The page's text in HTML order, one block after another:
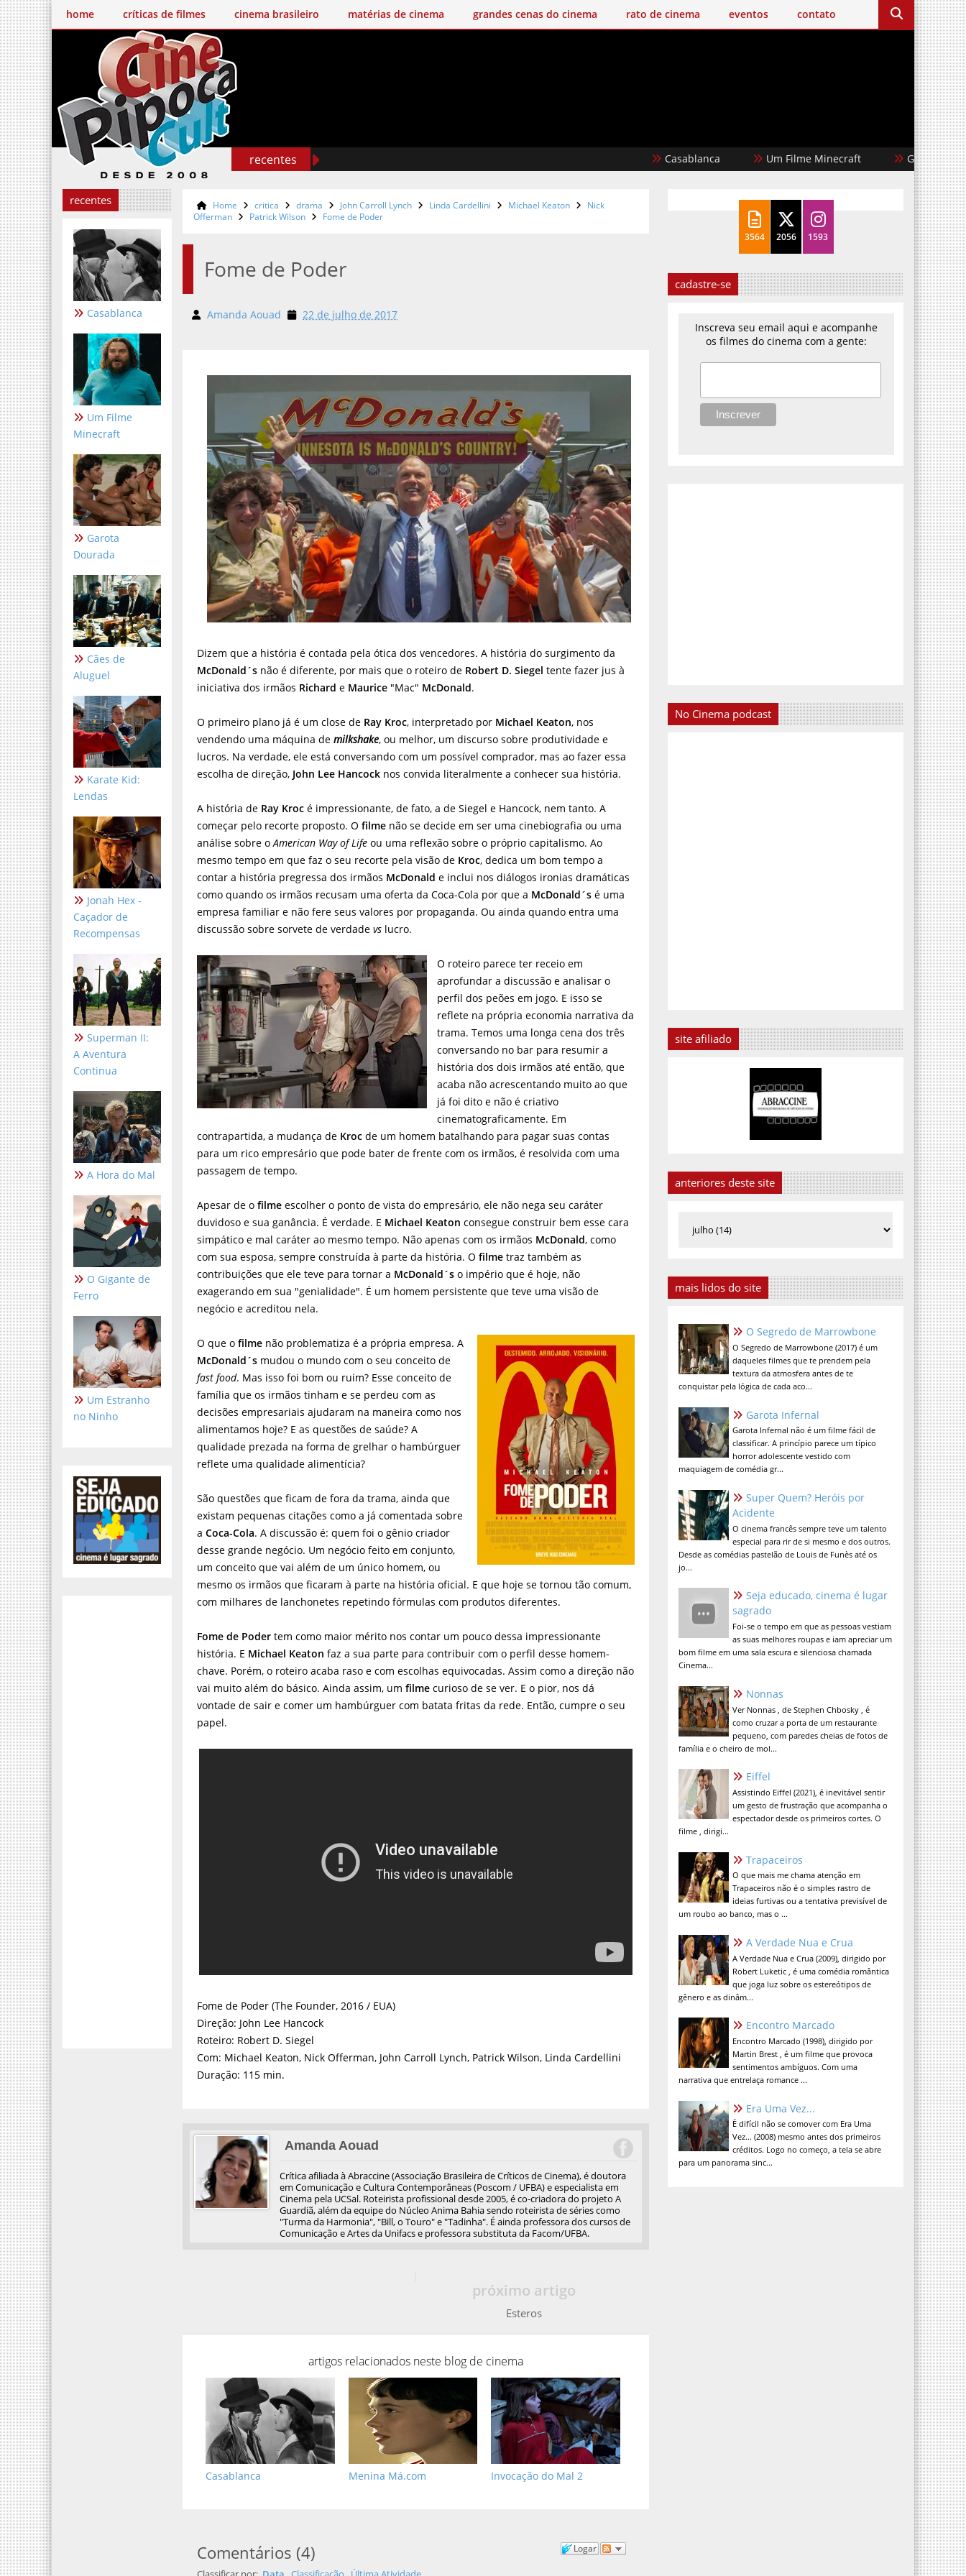
home críticas de filmes cinema brasileiro matérias de cinema grandes cenas do cinema rato de cinema eventos contato
recentes Casablanca Um Filme Minecraft Garota Dourada
recentes
Casablanca
Um Filme
Minecraft
Garota
Dourada
Cães de
Aluguel
Karate Kid:
Lendas
Jonah Hex -
Caçador de
Recompensas
Superman II:
A Aventura
Continua
A Hora do Mal
O Gigante de
Ferro
Um Estranho
no Ninho
Home critica drama John Carroll Lynch Linda Cardellini Michael Keaton
Nick
Offerman
Patrick Wilson Fome de Poder
Fome de Poder
Amanda Aouad 22 de julho de 2017
Dizem que a história é contada pela ótica dos vencedores. A história do surgimento da
McDonald´s não é diferente, por mais que o roteiro de Robert D. Siegel tente fazer jus à
iniciativa dos irmãos Richarde Maurice "Mac" McDonald.
O primeiro plano já é um close de Ray Kroc, interpretado por Michael Keaton, nos
vendendo uma máquina demilkshake, ou melhor, um discurso sobre produtividade e
lucros. Na verdade, ele está conversando com um possível comprador, mas ao fazer essa
escolha de direção, John Lee Hancock nos convida literalmente a conhecer sua história.
A história de Ray Kroc é impressionante, de fato, a de Siegel e Hancock, nem tanto. A
começar pelo recorte proposto. Ofilme não se decide em ser uma cinebiografia ou uma
análise sobre oAmerican Way of Life ou uma reflexão sobre o próprio capitalismo. Ao
mesmo tempo em que faz o seu recorte pela visão de Kroc, dedica um bom tempo a
contar a história pregressa dos irmãos McDonald e inclui nos diálogos ironias dramáticas
como quando os irmãos recusam uma oferta da Coca-Cola por que a McDonald´s é uma
empresa familiar e não fere seus valores por propaganda. Ou ainda quando entra uma
discussão sobre sorvete de verdadevs lucro.
O roteiro parece ter receio em
aprofundar a discussão e analisar o
perfil dos peões em jogo. E isso se
reflete na própria economia narrativa da
trama. Temos uma longa cena dos três
conversando no bar para resumir a
história dos dois irmãos até então, que
acaba não acrescentando muito ao que
já foi dito e não é criativo
cinematograficamente. Em
contrapartida, a mudança de Krocde um homem batalhando para pagar suas contas
para um rico empresário que pode bater de frente com os irmãos, é resolvida com uma
passagem de tempo.
Apesar de ofilmeescolher o ponto de vista do empresário, ele não nega seu caráter
duvidoso e sua ganância. É verdade. E Michael Keaton consegue construir bem esse cara
simpático e mal caráter ao mesmo tempo. Não apenas com os irmãos McDonald, como
com sua esposa, sempre construída à parte da história. Ofilmetraz também as
contribuições que ele teve para tornar a McDonald´s o império que é hoje, não
exagerando em sua "genialidade". É um homem persistente que teve uma visão de
negócio e acreditou nela.
O que ofilme não problematiza é a própria empresa. A
McDonald´s mudou o mundo com o seu conceito de
fast food. Mas isso foi bom ou ruim? Esse conceito de
família que os irmãos tinham e se perdeu com as
decisões empresariais ajudaram na maneira como nos
alimentamos hoje? E as questões de saúde? A
qualidade prezada na forma de grelhar o hambúrguer
reflete uma qualidade alimentícia?
São questões que ficam de fora da trama, ainda que
existam pequenas citações como a já comentada sobre
aCoca-Cola. A discussão é: quem foi o gênio criador
desse grande negócio. Um negócio feito em conjunto,
um conceito que vai além de um único homem, ou
mesmo os irmãos que ficaram à parte na história oficial. E que hoje se tornou tão comum,
com milhares de lanchonetes repetindo fórmulas com produtos diferentes.
Fome de Poder tem como maior mérito nos contar um pouco dessa impressionante
história. E Michael Keaton faz a sua parte para contribuir com o perfil desse homem-
chave. Porém, o roteiro acaba raso e com escolhas equivocadas. Assim como a direção não
vai muito além do básico. Ainda assim, umfilmecurioso de se ver. E o pior, nos dá
vontade de sair e comer um hambúrguer com batata fritas da rede. Então, cumpre o seu
papel.
Fome de Poder (The Founder, 2016 / EUA)
Direção: John Lee Hancock
Roteiro: Robert D. Siegel
Com: Michael Keaton, Nick Offerman, John Carroll Lynch, Patrick Wilson, Linda Cardellini
Duração: 115 min.
Amanda Aouad
Crítica afiliada à Abraccine (Associação Brasileira de Críticos de Cinema), é doutora
em Comunicação e Cultura Contemporâneas (Poscom / UFBA) e especialista em
Cinema pela UCSal. Roteirista profissional desde 2005, é co-criadora do projeto A
Guardiã, além da equipe do Núcleo Anima Bahia sendo roteirista de séries como
"Turma da Harmonia", "Bill, o Touro" e "Tadinha". É ainda professora dos cursos de
Comunicação e Artes da Unifacs e professora substituta da Facom/UFBA.
próximo artigo
Esteros
artigos relacionados neste blog de cinema
Invocação do Mal 2
Menina Má.com
Casablanca
Logar
Comentários (4)
3564 2056 1593
cadastre-se
Inscreva seu email aqui e acompanhe
os filmes do cinema com a gente:
No Cinema podcast
site afiliado
anteriores deste site
mais lidos do site
O Segredo de Marrowbone
O Segredo de Marrowbone (2017) é um
daqueles filmes que te prendem pela
textura da atmosfera antes de te
conquistar pela lógica de cada aco...
Garota Infernal
Garota Infernal não é um filme fácil de
classificar. A princípio parece um típico
horror adolescente vestido com
maquiagem de comédia gr...
Super Quem? Heróis por
Acidente
O cinema francês sempre teve um talento
especial para rir de si mesmo e dos outros.
Desde as comédias pastelão de Louis de Funès até os
jo...
Seja educado, cinema é lugar
sagrado
Foi-se o tempo em que as pessoas vestiam
as suas melhores roupas e iam apreciar um
bom filme em uma sala escura e silenciosa chamada
Cinema...
Nonnas
Ver Nonnas , de Stephen Chbosky , é
como cruzar a porta de um restaurante
pequeno, com paredes cheias de fotos de
família e o cheiro de mol...
Eiffel
Assistindo Eiffel (2021), é inevitável sentir
um gesto de frustração que acompanha o
espectador desde os primeiros cortes. O
filme , dirigi...
Trapaceiros
O que mais me chama atenção em
Trapaceiros não é o simples rastro de
ideias furtivas ou a tentativa previsível de
um roubo ao banco, mas o ...
A Verdade Nua e Crua
A Verdade Nua e Crua (2009), dirigido por
Robert Luketic , é uma comédia romântica
que joga luz sobre os estereótipos de
gênero e as dinâm...
Encontro Marcado
Encontro Marcado (1998), dirigido por
Martin Brest , é um filme que provoca
sentimentos ambíguos. Com uma
narrativa que entrelaça romance ...
Era Uma Vez...
É difícil não se comover com Era Uma
Vez... (2008) mesmo antes dos primeiros
créditos. Logo no começo, a tela se abre
para um panorama sinc...